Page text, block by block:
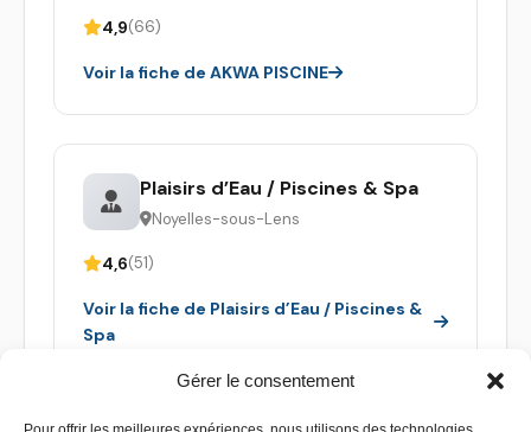
Gérer le consentement
4,9(66)
Voir la fiche de AKWA PISCINE
Plaisirs d’Eau / Piscines & Spa
Noyelles-sous-Lens
4,6(51)
Voir la fiche de Plaisirs d’Eau / Piscines &
Spa